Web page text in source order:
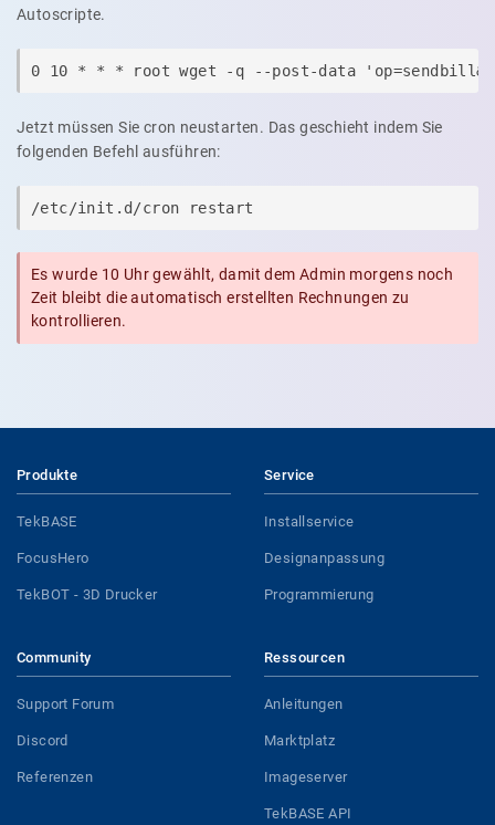
Autoscripte.
0 10 * * * root wget -q --post-data
Jetzt müssen Sie cron neustarten. Das geschieht indem Sie
folgenden Befehl ausführen:
/etc/init.d/cron restart
Es wurde 10 Uhr gewählt, damit dem Admin morgens noch
Zeit bleibt die automatisch erstellten Rechnungen zu
kontrollieren.
Produkte
TekBASE
FocusHero
TekBOT - 3D Drucker
Service
Installservice
Designanpassung
Programmierung
Community
Support Forum
Discord
Referenzen
Ressourcen
Anleitungen
Marktplatz
Imageserver
TekBASE API